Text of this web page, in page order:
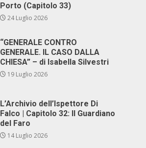
Porto (Capitolo 33)
24 Luglio 2026
“GENERALE CONTRO
GENERALE. IL CASO DALLA
CHIESA” – di Isabella Silvestri
19 Luglio 2026
L’Archivio dell’Ispettore Di
Falco | Capitolo 32: Il Guardiano
del Faro
14 Luglio 2026